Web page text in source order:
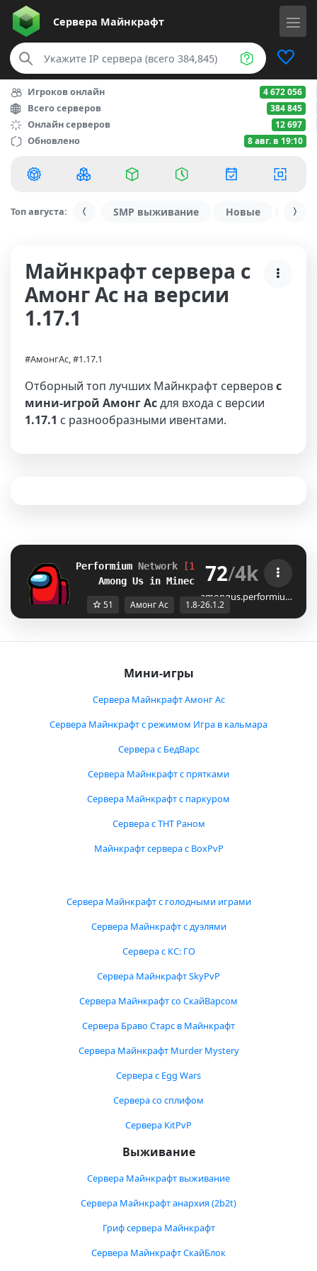
Сервера Майнкрафт
Игроков онлайн 4 672 056
Всего серверов 384 845
Онлайн серверов 12 697
Обновлено 8 авг. в 19:10
Топ августа: SMP выживание Новые С
Майнкрафт сервера с
Амонг Ас на версии
1.17.1
#АмонгАс, #1.17.1
Отборный топ лучших Майнкрафт серверовс
мини-игрой Амонг Асдля входа с версии
1.17.1 с разнообразными ивентами.
Performium Network [1.8-26.1.2]
NEW
Among Us in Minecraft72/4k
amongus.performiu…
51 Амонг Ас 1.8-26.1.2
Мини-игры
Сервера Майнкрафт Амонг Ас
Сервера Майнкрафт с режимом Игра в кальмара
Сервера с БедВарс
Сервера Майнкрафт с прятками
Сервера Майнкрафт с паркуром
Сервера с ТНТ Раном
Майнкрафт сервера с BoxPvP
Сервера Майнкрафт с голодными играми
Сервера Майнкрафт с дуэлями
Сервера с КС: ГО
Сервера Майнкрафт SkyPvP
Сервера Майнкрафт со СкайВарсом
Сервера Браво Старс в Майнкрафт
Сервера Майнкрафт Murder Mystery
Сервера с Egg Wars
Сервера со сплифом
Сервера KitPvP
Выживание
Сервера Майнкрафт выживание
Сервера Майнкрафт анархия (2b2t)
Гриф сервера Майнкрафт
Сервера Майнкрафт СкайБлок